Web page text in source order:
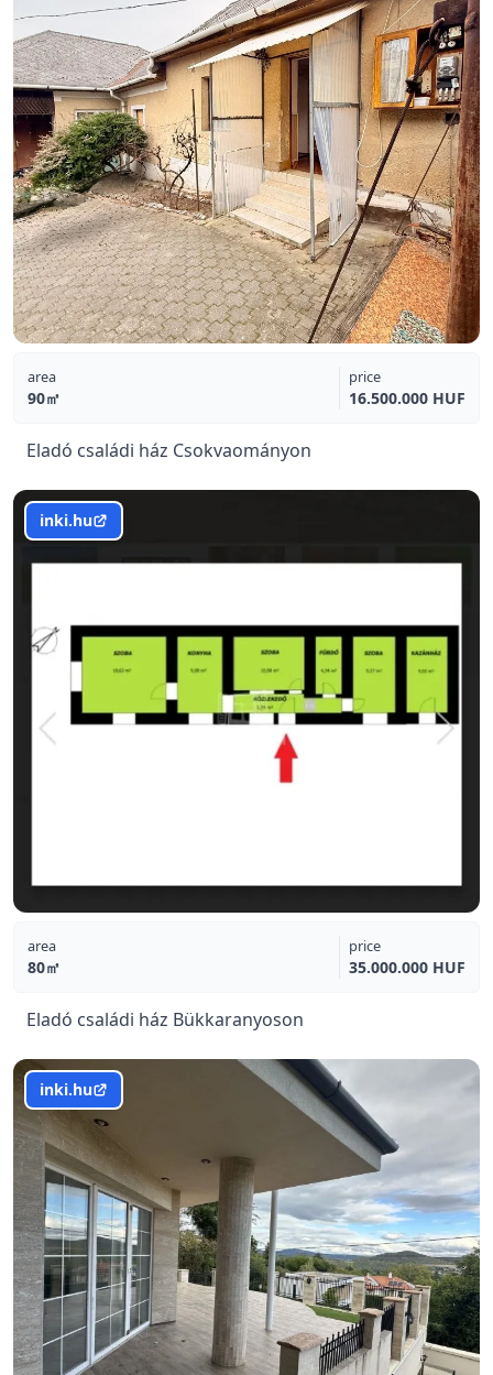
area
90㎡
price
16.500.000 HUF
Eladó családi ház Csokvaományon
inki.hu
area
80㎡
price
35.000.000 HUF
Eladó családi ház Bükkaranyoson
inki.hu